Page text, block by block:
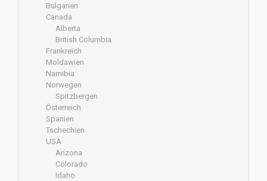
Bulgarien
Canada
Alberta
British Columbia
Frankreich
Moldawien
Namibia
Norwegen
Spitzbergen
Österreich
Spanien
Tschechien
USA
Arizona
Colorado
Idaho